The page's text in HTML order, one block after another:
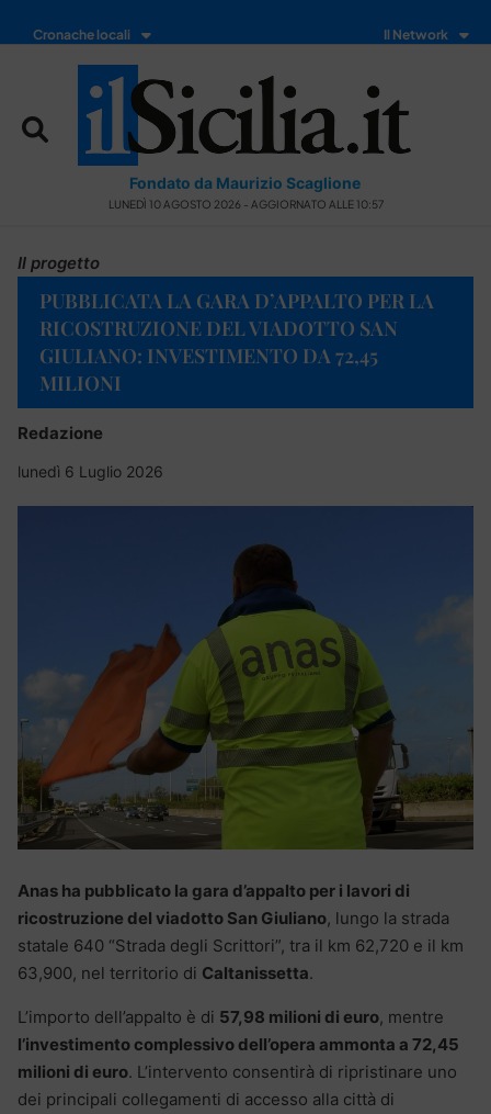
Cronache locali Il Network
Fondato da Maurizio Scaglione
LUNEDÌ 10 AGOSTO 2026 - AGGIORNATO ALLE 10:57
Il progetto
PUBBLICATA LA GARA D’APPALTO PER LA
RICOSTRUZIONE DEL VIADOTTO SAN
GIULIANO: INVESTIMENTO DA 72,45
MILIONI
Redazione
lunedì 6 Luglio 2026
Anas ha pubblicato la gara d’appalto per i lavori di
ricostruzione del viadotto San Giuliano, lungo la strada
statale 640 “Strada degli Scrittori”, tra il km 62,720 e il km
63,900, nel territorio di Caltanissetta.
L’importo dell’appalto è di 57,98 milioni di euro, mentre
l’investimento complessivo dell’opera ammonta a 72,45
milioni di euro. L’intervento consentirà di ripristinare uno
dei principali collegamenti di accesso alla città di